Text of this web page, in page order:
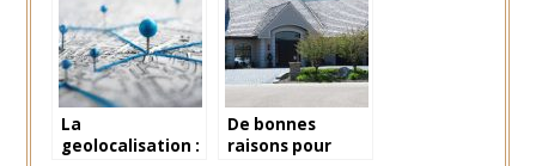
La
geolocalisation :
De bonnes
raisons pour